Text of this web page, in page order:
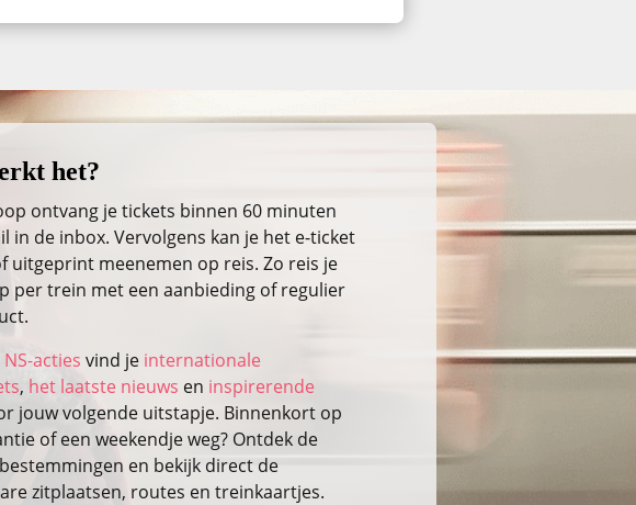
het?
ontvang je tickets binnen 60 minuten
in de inbox. Vervolgens kan je het e-ticket
uitgeprint meenemen op reis. Zo reis je
per trein met een aanbieding of regulier
NS-acties vind je internationale
, het laatste nieuws en inspirerende
jouw volgende uitstapje. Binnenkort op
of een weekendje weg? Ontdek de
en bekijk direct de
zitplaatsen, routes en treinkaartjes.